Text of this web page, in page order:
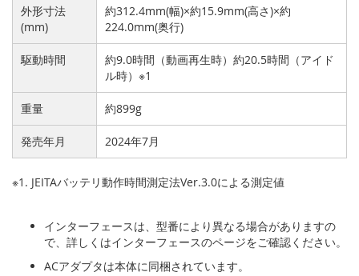
外形寸法
(mm)
約312.4mm(幅)×約15.9mm(高さ)×約
224.0mm(奥行)
駆動時間
約9.0時間（動画再生時）約20.5時間（アイド
ル時）※1
重量 約899g
発売年月 2024年7月
※1. JEITAバッテリ動作時間測定法Ver.3.0による測定値
インターフェースは、型番により異なる場合がありますの
で、詳しくはインターフェースのページをご確認ください。
ACアダプタは本体に同梱されています。